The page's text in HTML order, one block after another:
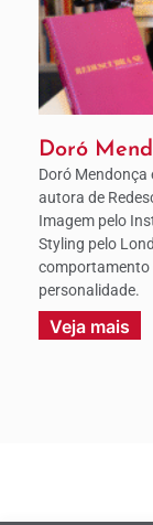
Doró
Doró Mendonça
autora de
Imagem pelo
Styling pelo
comportamento
personalidade.
Veja mais